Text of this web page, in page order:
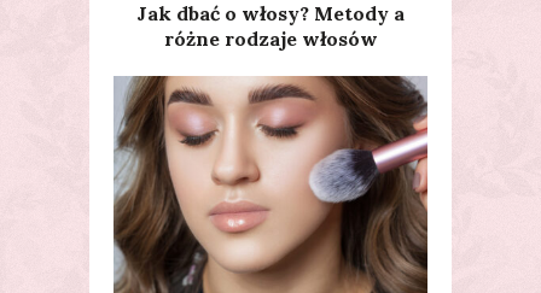
Jak dbać o włosy? Metody a
różne rodzaje włosów